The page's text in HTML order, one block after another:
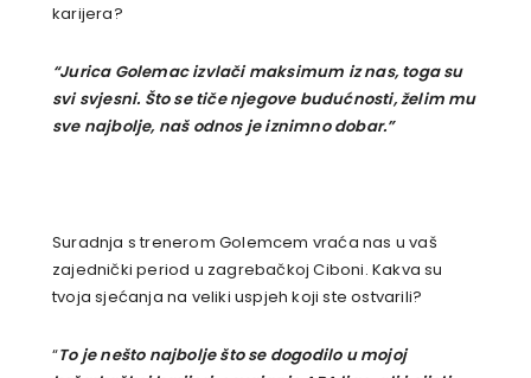
karijera?
“Jurica Golemac izvlači maksimum iz nas, toga su
svi svjesni. Što se tiče njegove budućnosti, želim mu
sve najbolje, naš odnos je iznimno dobar.”
Suradnja s trenerom Golemcem vraća nas u vaš
zajednički period u zagrebačkoj Ciboni. Kakva su
tvoja sjećanja na veliki uspjeh koji ste ostvarili?
“To je nešto najbolje što se dogodilo u mojoj